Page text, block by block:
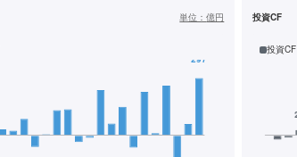
単位：億円 投資CF
投資CF